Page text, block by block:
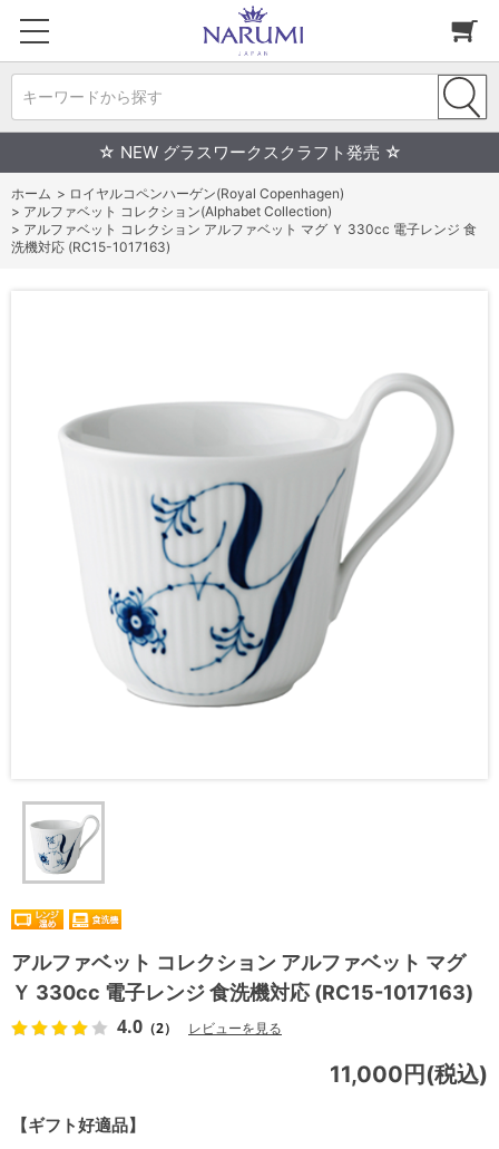
キーワードから探す
☆ NEW グラスワークスクラフト発売 ☆
ホーム > ロイヤルコペンハーゲン(Royal Copenhagen)
> アルファベット コレクション(Alphabet Collection)
> アルファベット コレクション アルファベット マグ Ｙ 330cc 電子レンジ 食
洗機対応 (RC15-1017163)
アルファベット コレクション アルファベット マグ
Ｙ 330cc 電子レンジ 食洗機対応 (RC15-1017163)
4.0 （2） レビューを見る
【ギフト好適品】
11,000円(税込)